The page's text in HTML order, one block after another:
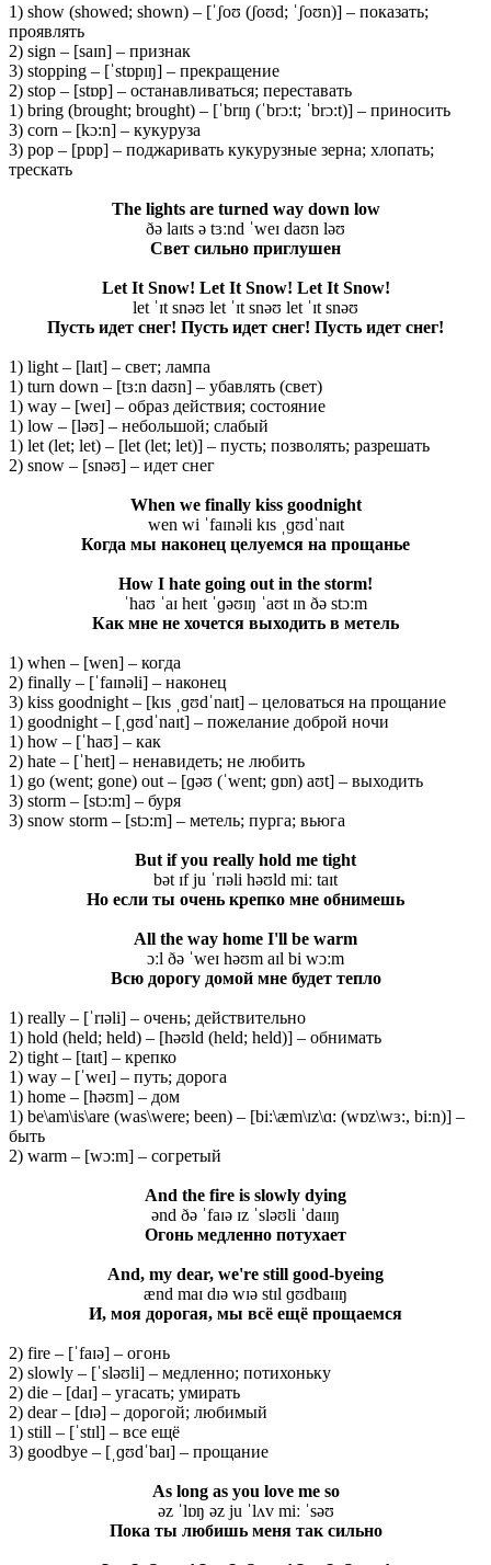
1) show (showed; shown) – [ˈʃoʊ (ʃoʊd; ˈʃoʊn)] – показать;
проявлять
2) sign – [saɪn] – признак
3) stopping – [ˈstɒpɪŋ] – прекращение
2) stop – [stɒp] – останавливаться; переставать
1) bring (brought; brought) – [ˈbrɪŋ (ˈbrɔ:t; ˈbrɔ:t)] – приносить
3) corn – [kɔ:n] – кукуруза
3) pop – [pɒp] – поджаривать кукурузные зерна; хлопать;
трескать
The lights are turned way down low
ðə laɪts ə tɜːnd ˈweɪ daʊn ləʊ
Свет сильно приглушен
Let It Snow! Let It Snow! Let It Snow!
let ˈɪt snəʊ let ˈɪt snəʊ let ˈɪt snəʊ
Пусть идет снег! Пусть идет снег! Пусть идет снег!
1) light – [laɪt] – свет; лампа
1) turn down – [tɜ:n daʊn] – убавлять (свет)
1) way – [weɪ] – образ действия; состояние
1) low – [ləʊ] – небольшой; слабый
1) let (let; let) – [let (let; let)] – пусть; позволять; разрешать
2) snow – [snəʊ] – идет снег
When we finally kiss goodnight
wen wi ˈfaɪnəli kɪs ˌɡʊdˈnaɪt
Когда мы наконец целуемся на прощанье
How I hate going out in the storm!
ˈhaʊ ˈaɪ heɪt ˈɡəʊɪŋ ˈaʊt ɪn ðə stɔːm
Как мне не хочется выходить в метель
1) when – [wen] – когда
2) finally – [ˈfaɪnəli] – наконец
3) kiss goodnight – [kɪs ˌɡʊdˈnaɪt] – целоваться на прощание
1) goodnight – [ˌɡʊdˈnaɪt] – пожелание доброй ночи
1) how – [ˈhaʊ] – как
2) hate – [ˈheɪt] – ненавидеть; не любить
1) go (went; gone) out – [ɡəʊ (ˈwent; ɡɒn) aʊt] – выходить
3) storm – [stɔ:m] – буря
3) snow storm – [stɔ:m] – метель; пурга; вьюга
But if you really hold me tight
bət ɪf ju ˈrɪəli həʊld miː taɪt
Но если ты очень крепко мне обнимешь
All the way home I'll be warm
ɔːl ðə ˈweɪ həʊm aɪl bi wɔːm
Всю дорогу домой мне будет тепло
1) really – [ˈrɪəli] – очень; действительно
1) hold (held; held) – [həʊld (held; held)] – обнимать
2) tight – [taɪt] – крепко
1) way – [ˈweɪ] – путь; дорога
1) home – [həʊm] – дом
1) be\am\is\are (was\were; been) – [bi:\æm\ɪz\ɑ: (wɒz\wɜ:, bi:n)] –
быть
2) warm – [wɔ:m] – согретый
And the fire is slowly dying
ənd ðə ˈfaɪə ɪz ˈsləʊli ˈdaɪɪŋ
Огонь медленно потухает
And, my dear, we're still good-byeing
ænd maɪ dɪə wɪə stɪl ɡʊdbaɪɪŋ
И, моя дорогая, мы всё ещё прощаемся
2) fire – [ˈfaɪə] – огонь
2) slowly – [ˈsləʊli] – медленно; потихоньку
2) die – [daɪ] – угасать; умирать
2) dear – [dɪə] – дорогой; любимый
1) still – [ˈstɪl] – все ещё
3) goodbye – [ˌɡʊdˈbaɪ] – прощание
As long as you love me so
əz ˈlɒŋ əz ju ˈlʌv miː ˈsəʊ
Пока ты любишь меня так сильно